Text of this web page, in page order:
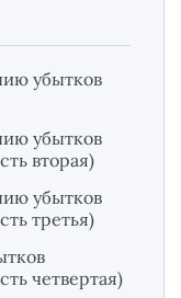
убытков
убытков
вторая)
убытков
третья)
четвертая)